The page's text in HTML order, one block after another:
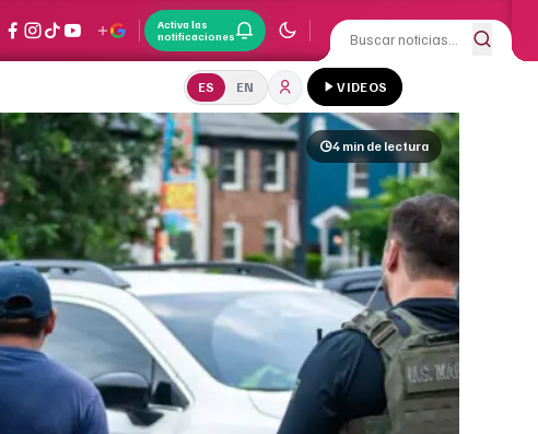
Activa las
notificaciones
ES EN VIDEOS
4 min de lectura